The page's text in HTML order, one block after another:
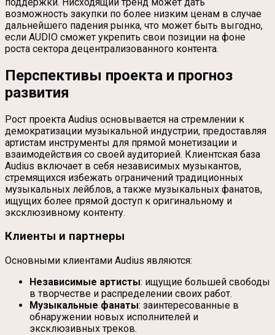
возможность закупки по более низким ценам в случае
дальнейшего падения рынка, что может быть выгодно,
если AUDIO сможет укрепить свои позиции на фоне
роста сектора децентрализованного контента.
Перспективы проекта и прогноз
развития
Рост проекта Audius основывается на стремлении к
демократизации музыкальной индустрии, предоставляя
артистам инструменты для прямой монетизации и
взаимодействия со своей аудиторией. Клиентская база
Audius включает в себя независимых музыкантов,
стремящихся избежать ограничений традиционных
музыкальных лейблов, а также музыкальных фанатов,
ищущих более прямой доступ к оригинальному и
эксклюзивному контенту.
Клиенты и партнеры
Основными клиентами Audius являются:
Независимые артисты: ищущие большей свободы
в творчестве и распределении своих работ.
Музыкальные фанаты: заинтересованные в
обнаружении новых исполнителей и
эксклюзивных треков.